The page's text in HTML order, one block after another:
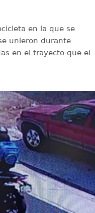
en la que se
unieron durante
en el trayecto que el